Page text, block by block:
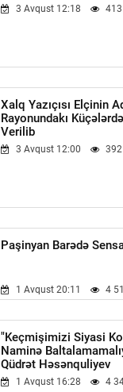
3 Avqust 12:18 413
Xalq Yazıçısı Elçinin
Rayonundakı
Verilib
3 Avqust 12:00 392
Paşinyan Barədə
1 Avqust 20:11 4
"Keçmişimizi Siyasi
Naminə
Qüdrət Həsənquliyev
1 Avqust 16:28 4